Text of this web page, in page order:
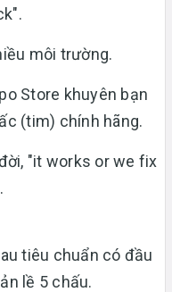
môi trường.
Store khuyên bạn
(tim) chính hãng.
"it works or we fix
tiêu chuẩn có đầu
lề 5 chấu.